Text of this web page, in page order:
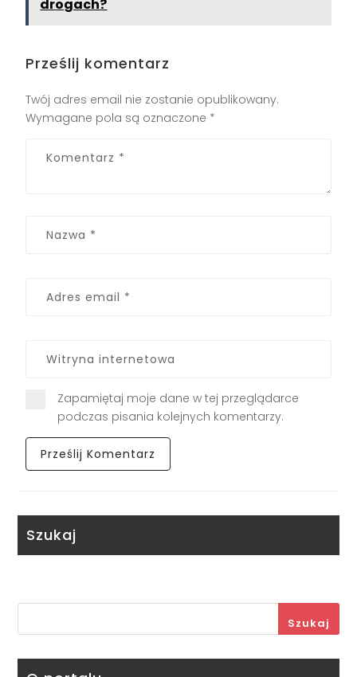
drogach?
Prześlij komentarz
Twój adres email nie zostanie opublikowany.
Wymagane pola są oznaczone *
Zapamiętaj moje dane w tej przeglądarce
podczas pisania kolejnych komentarzy.
Szukaj
Szukaj